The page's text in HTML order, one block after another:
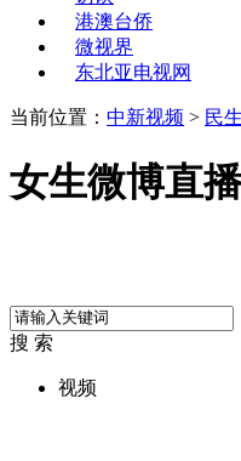
港澳台侨
微视界
东北亚电视网
当前位置： 中新视频 > 民
女生微博直
搜 索
视频